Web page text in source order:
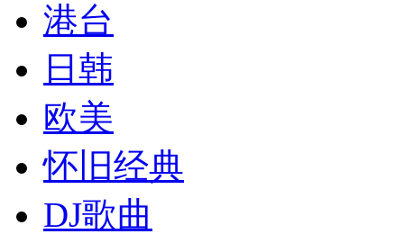
港台
日韩
欧美
怀旧经典
DJ歌曲